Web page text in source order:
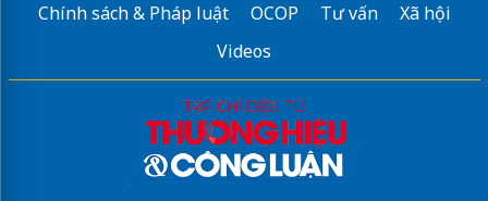
Chính sách & Pháp luật
OCOP Tư vấn
Xã hội
Videos